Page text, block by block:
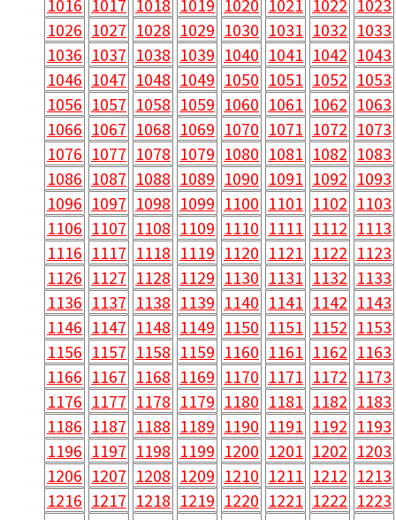
1016 1017 1018 1019 1020 1021 1022 1023
1026 1027 1028 1029 1030 1031 1032 1033
1036 1037 1038 1039 1040 1041 1042 1043
1046 1047 1048 1049 1050 1051 1052 1053
1056 1057 1058 1059 1060 1061 1062 1063
1066 1067 1068 1069 1070 1071 1072 1073
1076 1077 1078 1079 1080 1081 1082 1083
1086 1087 1088 1089 1090 1091 1092 1093
1096 1097 1098 1099 1100 1101 1102 1103
1106 1107 1108 1109 1110 1111 1112 1113
1116 1117 1118 1119 1120 1121 1122 1123
1126 1127 1128 1129 1130 1131 1132 1133
1136 1137 1138 1139 1140 1141 1142 1143
1146 1147 1148 1149 1150 1151 1152 1153
1156 1157 1158 1159 1160 1161 1162 1163
1166 1167 1168 1169 1170 1171 1172 1173
1176 1177 1178 1179 1180 1181 1182 1183
1186 1187 1188 1189 1190 1191 1192 1193
1196 1197 1198 1199 1200 1201 1202 1203
1206 1207 1208 1209 1210 1211 1212 1213
1216 1217 1218 1219 1220 1221 1222 1223